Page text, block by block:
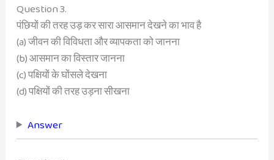
Question 3.
पंछियों की तरह उड़ कर सारा आसमान देखने का भाव है
(a) जीवन की विविधता और व्यापकता को जानना
(b) आसमान का विस्तार जानना
(c) पक्षियों के घोंसले देखना
(d) पक्षियों की तरह उड़ना सीखना
Answer